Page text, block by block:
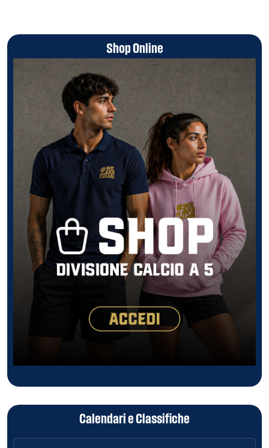
Shop Online
Calendari e Classifiche